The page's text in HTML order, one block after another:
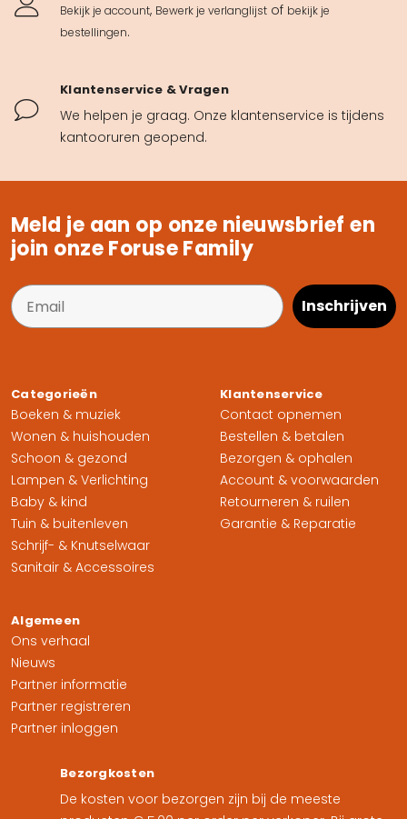
Bekijk je account, Bewerk je verlanglijst of bekijk je
bestellingen.
Klantenservice & Vragen
We helpen je graag. Onze klantenservice is tijdens
kantooruren geopend.
Meld je aan op onze nieuwsbrief en
join onze Foruse Family
Inschrijven
Categorieën
Boeken & muziek
Wonen & huishouden
Schoon & gezond
Lampen & Verlichting
Baby & kind
Tuin & buitenleven
Schrijf- & Knutselwaar
Sanitair & Accessoires
Klantenservice
Contact opnemen
Bestellen & betalen
Bezorgen & ophalen
Account & voorwaarden
Retourneren & ruilen
Garantie & Reparatie
Algemeen
Ons verhaal
Nieuws
Partner informatie
Partner registreren
Partner inloggen
Bezorgkosten
De kosten voor bezorgen zijn bij de meeste